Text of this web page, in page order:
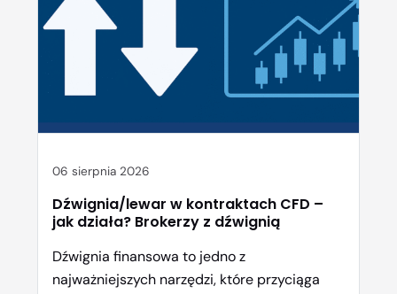
oszczędności pracowały efektywnie. Gdzie
założyć IKE i […]
06 sierpnia 2026
Dźwignia/lewar w kontraktach CFD –
jak działa? Brokerzy z dźwignią
Dźwignia finansowa to jedno z
najważniejszych narzędzi, które przyciąga